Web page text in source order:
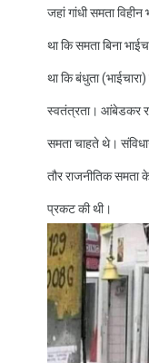
जहां गांधी समता
था कि समता बिना
था कि बंधुता
स्वतंत्रता। आंबेडकर
समता चाहते थे।
तौर राजनीतिक समता
प्रकट की थी।